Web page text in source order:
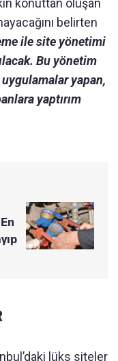
konuttan oluşan
belirten
ile site yönetimi
Bu yönetim
yapan,
yaptırım
lüks siteler